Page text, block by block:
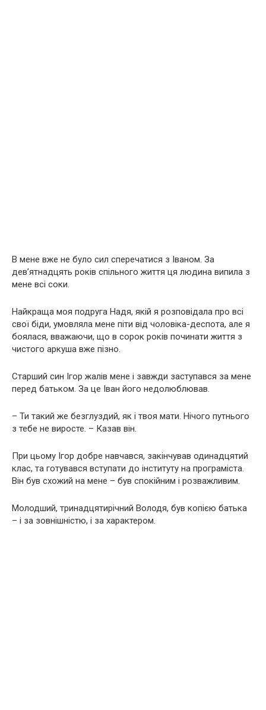
В мене вже не було сил сперечатися з Іваном. За
дев’ятнадцять років спільного життя ця людина випила з
мене всі соки.
Найкраща моя подруга Надя, якій я розповідала про всі
свої біди, умовляла мене піти від чоловіка-деспота, але я
боялася, вважаючи, що в сорок років починати життя з
чистого аркуша вже пізно.
Старший син Ігор жалів мене і завжди заступався за мене
перед батьком. За це Іван його недолюблював.
– Ти такий же безглуздий, як і твоя мати. Нічого путнього
з тебе не виросте. – Казав він.
При цьому Ігор добре навчався, закінчував одинадцятий
клас, та готувався вступати до інституту на програміста.
Він був схожий на мене – був спокійним і розважливим.
Молодший, тринадцятирічний Володя, був копією батька
– і за зовнішністю, і за характером.